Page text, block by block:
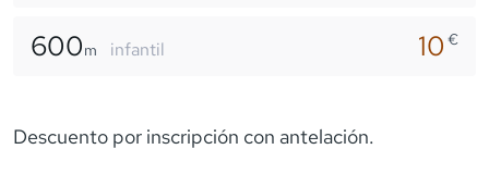
600m infantil 10€
Descuento por inscripción con antelación.